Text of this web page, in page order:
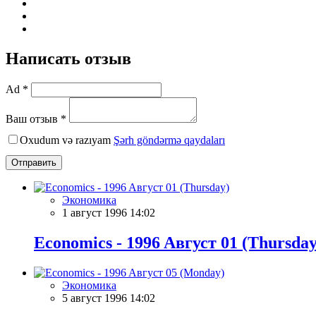
Написать отзыв
Ad *
Ваш отзыв *
Oxudum və razıyam Şərh göndərmə qaydaları
Отправить
Экономика
1 август 1996 14:02
Economics - 1996 Aвгуст 01
Экономика
5 август 1996 14:02